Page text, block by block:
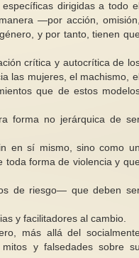
dirigidas a todo el
—por acción, omisión,
y por tanto, tienen
crítica y autocrítica de
las mujeres, el machismo, el
que de estos
forma no jerárquica de
en sí mismo, sino como un
toda forma de violencia y que
de riesgo— que deben
y facilitadores al cambio.
más allá del
y falsedades sobre su
La represión política y
la persecución y el
encarcelamiento, la